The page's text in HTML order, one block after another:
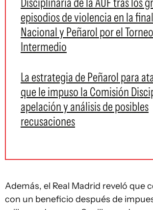
episodios de violencia en la
Nacional y Peñarol por el Torneo
Intermedio
La estrategia de Peñarol para
que le impuso la Comisión
apelación y análisis de posibles
recusaciones
Además, el Real Madrid reveló que
con un beneficio después de